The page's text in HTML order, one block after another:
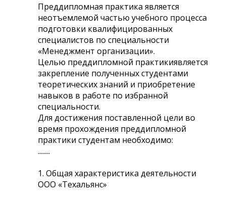
Преддипломная практика является
неотъемлемой частью учебного процесса
подготовки квалифицированных
специалистов по специальности
«Менеджмент организации».
Целью преддипломной практикиявляется
закрепление полученных студентами
теоретических знаний и приобретение
навыков в работе по избранной
специальности.
Для достижения поставленной цели во
время прохождения преддипломной
практики студентам необходимо:
........
1. Общая характеристика деятельности
ООО «Техальянс»